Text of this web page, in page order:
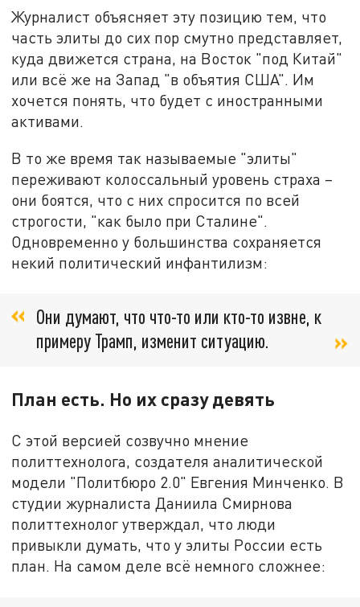
Журналист объясняет эту позицию тем, что
часть элиты до сих пор смутно представляет,
куда движется страна, на Восток "под Китай"
или всё же на Запад "в объятия США". Им
хочется понять, что будет с иностранными
активами.
В то же время так называемые "элиты"
переживают колоссальный уровень страха –
они боятся, что с них спросится по всей
строгости, "как было при Сталине".
Одновременно у большинства сохраняется
некий политический инфантилизм:
Они думают, что что-то или кто-то извне, к
примеру Трамп, изменит ситуацию.
План есть. Но их сразу девять
С этой версией созвучно мнение
политтехнолога, создателя аналитической
модели "Политбюро 2.0" Евгения Минченко. В
студии журналиста Даниила Смирнова
политтехнолог утверждал, что люди
привыкли думать, что у элиты России есть
план. На самом деле всё немного сложнее: